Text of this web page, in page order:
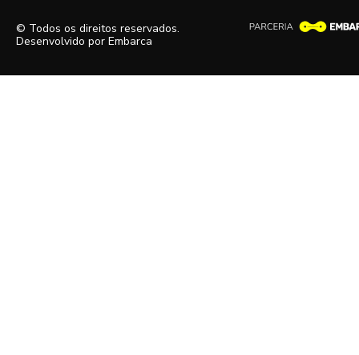
© Todos os direitos reservados.
Desenvolvido por Embarca